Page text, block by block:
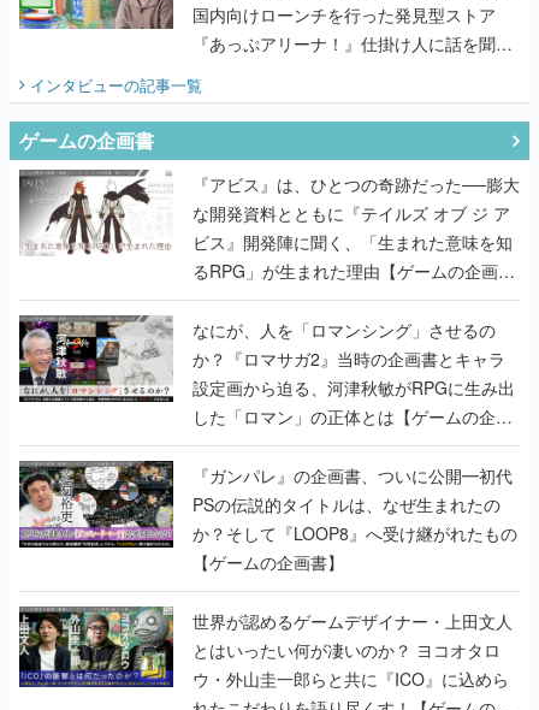
国内向けローンチを行った発見型ストア
『あっぷアリーナ！』仕掛け人に話を聞い
てみた
インタビューの記事一覧
ゲームの企画書
『アビス』は、ひとつの奇跡だった──膨大
な開発資料とともに『テイルズ オブ ジ ア
ビス』開発陣に聞く、「生まれた意味を知
るRPG」が生まれた理由【ゲームの企画
書】
なにが、人を「ロマンシング」させるの
か？『ロマサガ2』当時の企画書とキャラ
設定画から迫る、河津秋敏がRPGに生み出
した「ロマン」の正体とは【ゲームの企画
書】
『ガンパレ』の企画書、ついに公開━初代
PSの伝説的タイトルは、なぜ生まれたの
か？そして『LOOP8』へ受け継がれたもの
【ゲームの企画書】
世界が認めるゲームデザイナー・上田文人
とはいったい何が凄いのか？ ヨコオタロ
ウ・外山圭一郎らと共に『ICO』に込めら